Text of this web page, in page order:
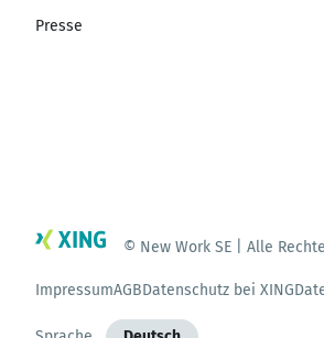
Presse
© New Work SE | Alle
ImpressumAGBDatenschutz bei XING